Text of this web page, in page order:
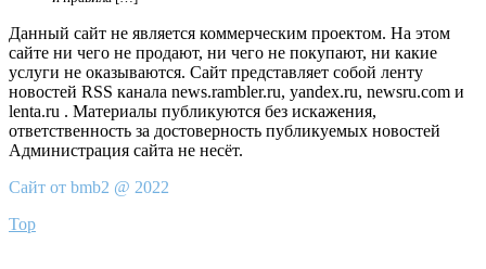
Данный сайт не является коммерческим проектом. На этом
сайте ни чего не продают, ни чего не покупают, ни какие
услуги не оказываются. Сайт представляет собой ленту
новостей RSS канала news.rambler.ru, yandex.ru, newsru.com и
lenta.ru . Материалы публикуются без искажения,
ответственность за достоверность публикуемых новостей
Администрация сайта не несёт.
Сайт от bmb2 @ 2022
Top